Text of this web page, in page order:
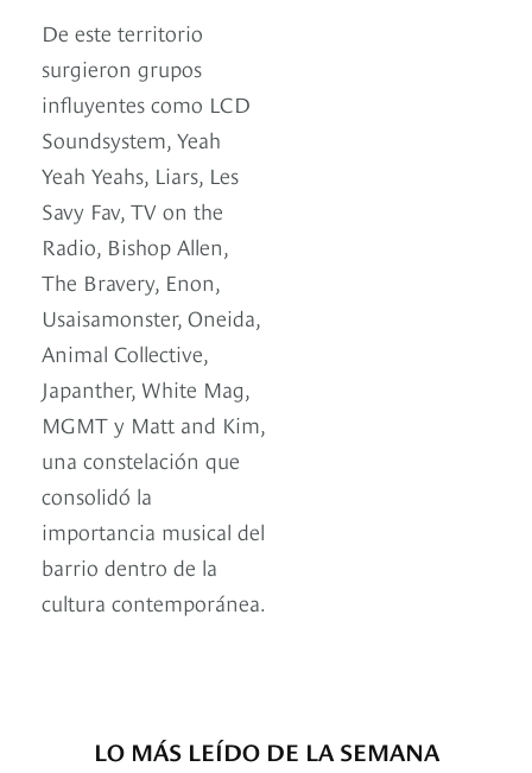
De este territorio
surgieron grupos
influyentes como LCD
Soundsystem, Yeah
Yeah Yeahs, Liars, Les
Savy Fav, TV on the
Radio, Bishop Allen,
The Bravery, Enon,
Usaisamonster, Oneida,
Animal Collective,
Japanther, White Mag,
MGMT y Matt and Kim,
una constelación que
consolidó la
importancia musical del
barrio dentro de la
cultura contemporánea.
LO MÁS LEÍDO DE LA SEMANA